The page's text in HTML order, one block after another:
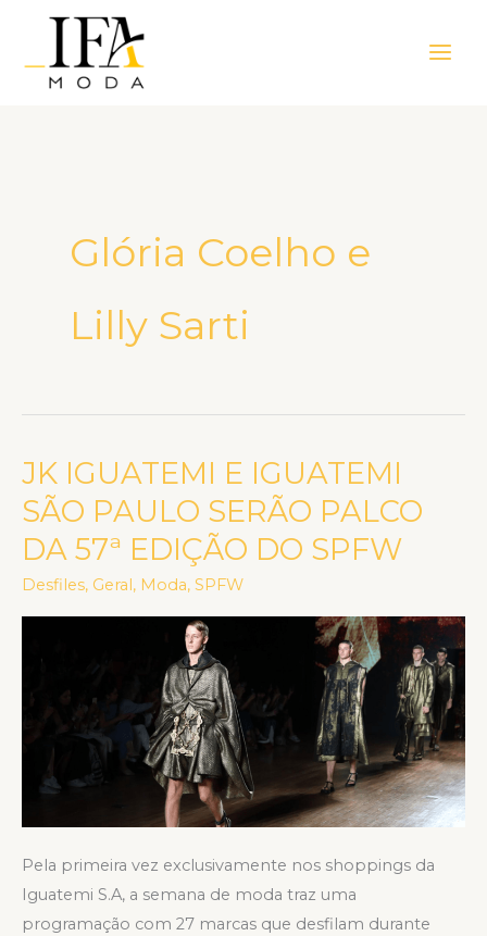
Menu
Glória Coelho e
Lilly Sarti
JK IGUATEMI E IGUATEMI
SÃO PAULO SERÃO PALCO
DA 57ª EDIÇÃO DO SPFW
Desfiles, Geral , Moda, SPFW
Pela primeira vez exclusivamente nos shoppings da
Iguatemi S.A, a semana de moda traz uma
programação com 27 marcas que desfilam durante
JK
IGUATEMI
E
IGUATEMI
SÃO
PAULO
DO